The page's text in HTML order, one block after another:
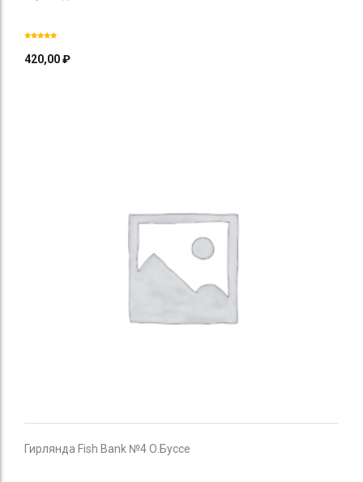
420,00₽
Гирлянда Fish Bank №4 О.Буссе